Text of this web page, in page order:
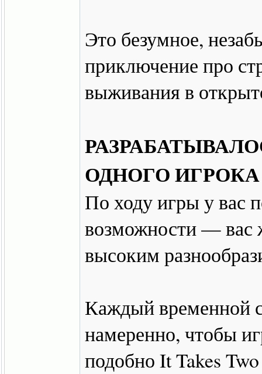
Это безумное,
приключение про
выживания в
ОДНОГО ИГРОКА
По ходу игры у вас
возможности — вас
высоким
Каждый временной
намеренно, чтобы
подобно It Takes